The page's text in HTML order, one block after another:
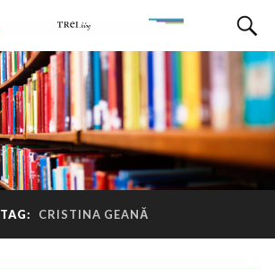
TAG: CRISTINA GEANĂ